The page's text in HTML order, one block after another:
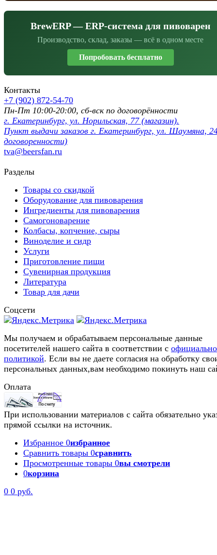
BrewERP — ERP-система для пивоварен
Производство, склад, заказы — всё в одном месте
Попробовать бесплатно
Контакты
+7 (902) 872-54-70
Пн-Пт 10:00-20:00, сб-вск по договорённости
г. Екатеринбург, ул. Норильская, 77 (магазин).
Пункт выдачи заказов г. Екатеринбург, ул. Шаумяна,
договоренности)
tva@beersfan.ru
Разделы
Товары со скидкой
Оборудование для пивоварения
Ингредиенты для пивоварения
Самогоноварение
Колбасы, копчение, сыры
Виноделие и сидр
Услуги
Приготовление пищи
Сувенирная продукция
Литература
Товар для дачи
Соцсети
Мы получаем и обрабатываем персональные данные
посетителей нашего сайта в соответствии с
политикой. Если вы не даете согласия на обработку
персональных данных,вам необходимо покинуть наш
Оплата
При использовании материалов с сайта обязательно
прямой ссылки на источник.
Избранное 0избранное
Сравнить товары 0сравнить
Просмотренные товары 0вы смотрели
0корзина
0 0 руб.